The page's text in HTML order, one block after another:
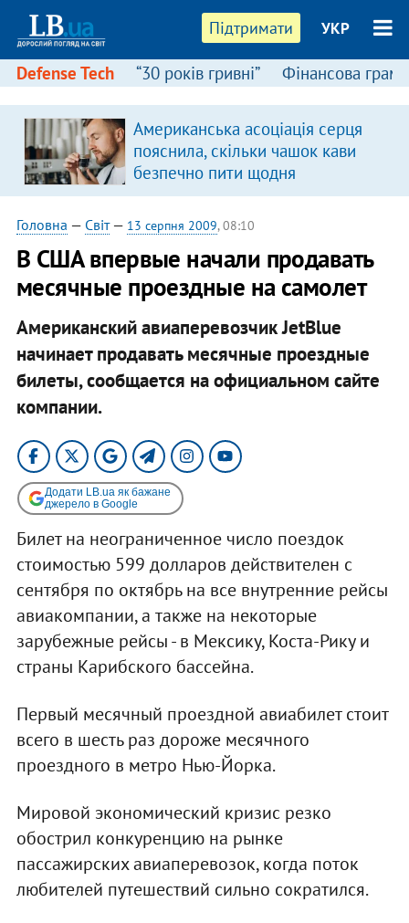
Підтримати УКР
Defense Tech “30 років гривні” Фінансова
Американська асоціація серця
пояснила, скільки чашок кави
безпечно пити щодня
Головна — Світ— 13 серпня 2009, 08:10
В США впервые начали продавать
месячные проездные на самолет
Американский авиаперевозчик JetBlue
начинает продавать месячные проездные
билеты, сообщается на официальном сайте
компании.
Додати LB.ua як бажане
джерело в Google
Билет на неограниченное число поездок
стоимостью 599 долларов действителен с
сентября по октябрь на все внутренние рейсы
авиакомпании, а также на некоторые
зарубежные рейсы - в Мексику, Коста-Рику и
страны Карибского бассейна.
Первый месячный проездной авиабилет стоит
всего в шесть раз дороже месячного
проездного в метро Нью-Йорка.
Мировой экономический кризис резко
обострил конкуренцию на рынке
пассажирских авиаперевозок, когда поток
любителей путешествий сильно сократился.